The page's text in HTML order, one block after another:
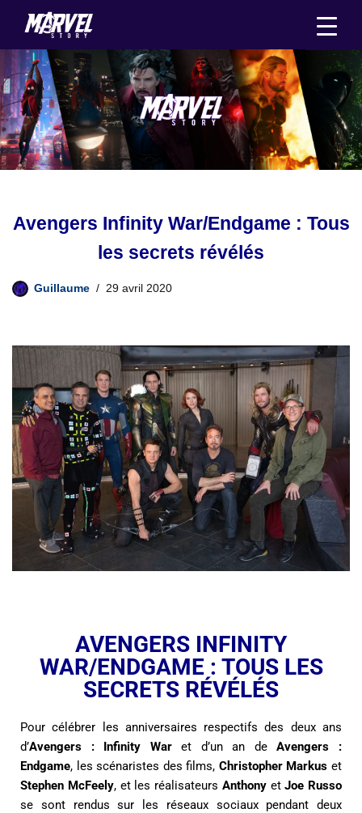
au
contenu
Avengers Infinity War/Endgame : Tous
les secrets révélés
Guillaume 29 avril 2020
AVENGERS INFINITY
WAR/ENDGAME : TOUS LES
SECRETS RÉVÉLÉS
Pour célébrer les anniversaires respectifs des deux ans
d’Avengers : Infinity Waret d’un an deAvengers :
Endgame, les scénaristes des films, Christopher Markus et
Stephen McFeely, et les réalisateurs AnthonyetJoe Russo
se sont rendus sur les réseaux sociaux pendant deux